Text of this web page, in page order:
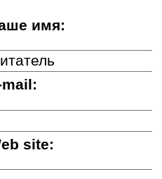
имя:
mail:
site: